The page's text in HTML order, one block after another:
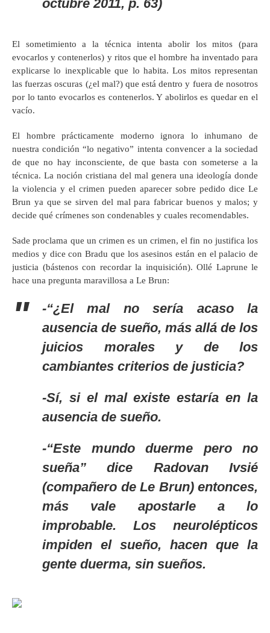
octubre 2011, p. 63)
El sometimiento a la técnica intenta abolir los mitos (para
evocarlos y contenerlos) y ritos que el hombre ha inventado para
explicarse lo inexplicable que lo habita. Los mitos representan
las fuerzas oscuras (¿el mal?) que está dentro y fuera de nosotros
por lo tanto evocarlos es contenerlos. Y abolirlos es quedar en el
vacío.
El hombre prácticamente moderno ignora lo inhumano de
nuestra condición “lo negativo” intenta convencer a la sociedad
de que no hay inconsciente, de que basta con someterse a la
técnica. La noción cristiana del mal genera una ideología donde
la violencia y el crimen pueden aparecer sobre pedido dice Le
Brun ya que se sirven del mal para fabricar buenos y malos; y
decide qué crímenes son condenables y cuales recomendables.
Sade proclama que un crimen es un crimen, el fin no justifica los
medios y dice con Bradu que los asesinos están en el palacio de
justicia (bástenos con recordar la inquisición). Ollé Laprune le
hace una pregunta maravillosa a Le Brun:
-“¿El mal no sería acaso la
ausencia de sueño, más allá de los
juicios morales y de los
cambiantes criterios de justicia?
-Sí, si el mal existe estaría en la
ausencia de sueño.
-“Este mundo duerme pero no
sueña” dice Radovan Ivsié
(compañero de Le Brun) entonces,
más vale apostarle a lo
improbable. Los neurolépticos
impiden el sueño, hacen que la
gente duerma, sin sueños.